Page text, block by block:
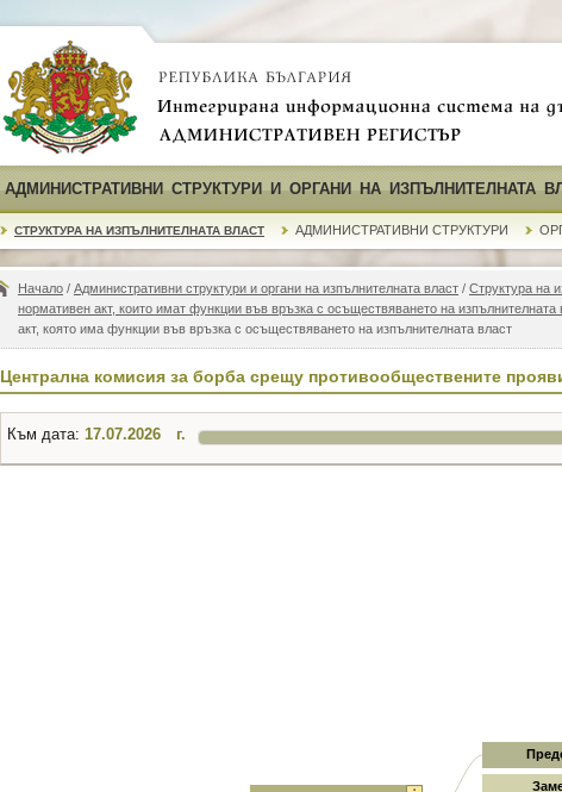
АДМИНИСТРАТИВНИ СТРУКТУРИ И ОРГАНИ НА ИЗПЪЛНИТЕЛНАТА
СТРУКТУРА НА ИЗПЪЛНИТЕЛНАТА ВЛАСТ АДМИНИСТРАТИВНИ СТРУКТУРИ
Начало / Административни структури и органи на изпълнителната власт / Структура на
нормативен акт, които имат функции във връзка с осъществяването на
акт, която има функции във връзка с осъществяването на изпълнителната власт
Централна комисия за борба срещу противообществените
Към дата: г.